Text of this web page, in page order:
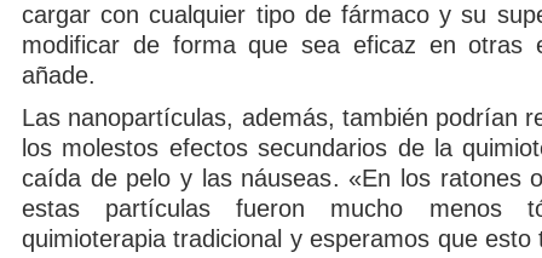
cargar con cualquier tipo de fármaco y su
modificar de forma que sea eficaz en otras
añade.
Las nanopartículas, además, también podrían
los molestos efectos secundarios de la
caída de pelo y las náuseas. «En los ratones
estas partículas fueron mucho menos
quimioterapia tradicional y esperamos que